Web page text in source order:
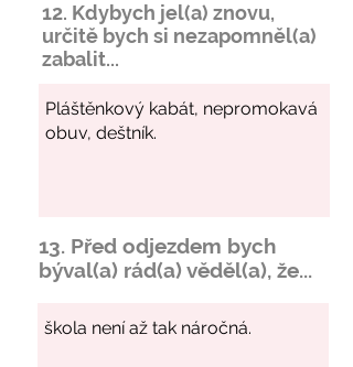
12. Kdybych jel(a) znovu,
určitě bych si nezapomněl(a)
zabalit...
13. Před odjezdem bych
býval(a) rád(a) věděl(a), že...